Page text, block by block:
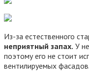
Из-за естественного
неприятный запах. У
поэтому его не стоит
вентилируемых фасадов.